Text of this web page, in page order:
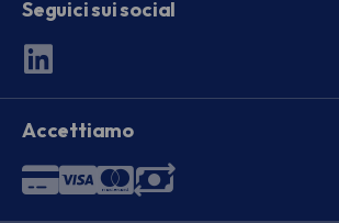
Accettiamo
Seguici sui social